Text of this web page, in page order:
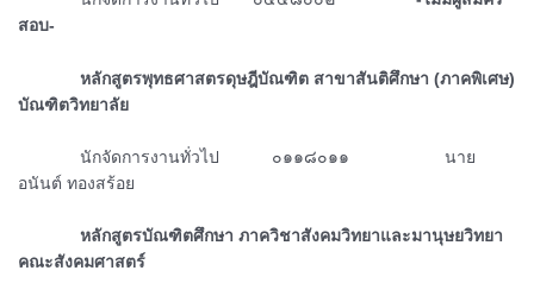
สอบ-
ᅠᅠᅠᅠหลักสูตรพุทธศาสตรดุษฎีบัณฑิต สาขาสันติศึกษา (ภาคพิเศษ)
บัณฑิตวิทยาลัย
ᅠᅠᅠᅠนักจัดการงานทั่วไป ๐๑๑๘๐๑๑ นาย
อนันต์ ทองสร้อย
ᅠᅠᅠᅠหลักสูตรบัณฑิตศึกษา ภาควิชาสังคมวิทยาและมานุษยวิทยา
คณะสังคมศาสตร์